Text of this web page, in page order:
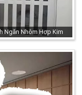
Ngăn Nhôm Hợp Kim